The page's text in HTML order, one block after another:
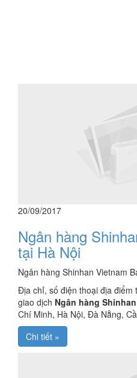
20/09/2017
Ngân hàng
tại Hà Nội
Ngân hàng Shinhan Vietnam
Địa chỉ, số điện thoại địa điểm
giao dịch Ngân hàng
Chí Minh, Hà Nội, Đà Nẵng,
Chi tiết »